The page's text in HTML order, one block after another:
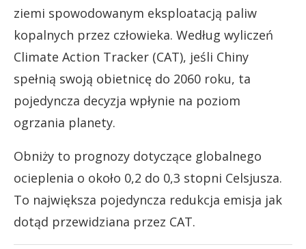
ziemi spowodowanym eksploatacją paliw
kopalnych przez człowieka. Według wyliczeń
Climate Action Tracker (CAT), jeśli Chiny
spełnią swoją obietnicę do 2060 roku, ta
pojedyncza decyzja wpłynie na poziom
ogrzania planety.
Obniży to prognozy dotyczące globalnego
ocieplenia o około 0,2 do 0,3 stopni Celsjusza.
To największa pojedyncza redukcja emisja jak
dotąd przewidziana przez CAT.